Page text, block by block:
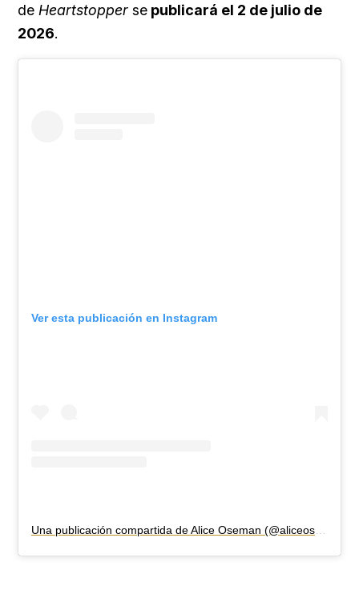
de Heartstopper se publicará el 2 de julio de
2026.
Ver esta publicación en Instagram